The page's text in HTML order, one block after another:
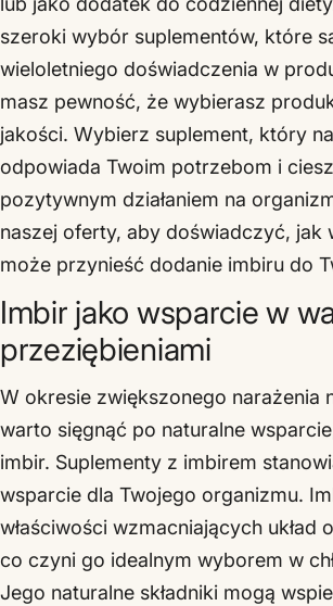
szeroki wybór suplementów, które
wieloletniego doświadczenia w
masz pewność, że wybierasz
jakości. Wybierz suplement, który
odpowiada Twoim potrzebom i
pozytywnym działaniem na
naszej oferty, aby doświadczyć, jak
może przynieść dodanie imbiru do
Imbir jako wsparcie w
przeziębieniami
W okresie zwiększonego narażenia
warto sięgnąć po naturalne
imbir. Suplementy z imbirem
wsparcie dla Twojego organizmu.
właściwości wzmacniających układ
co czyni go idealnym wyborem w
Jego naturalne składniki mogą